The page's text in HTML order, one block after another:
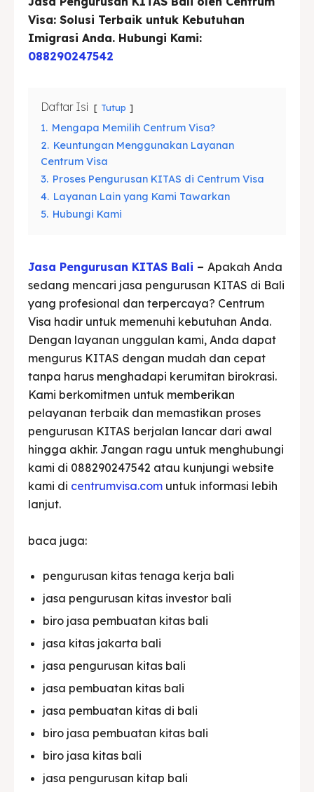
Asuransi
Blog
Asuransi
Blog
Visa: Solusi Terbaik untuk Kebutuhan
Imigrasi Anda. Hubungi Kami:
088290247542
Daftar Isi Tutup
1. Mengapa Memilih Centrum Visa?
2. Keuntungan Menggunakan Layanan
Centrum Visa
3. Proses Pengurusan KITAS di Centrum Visa
4. Layanan Lain yang Kami Tawarkan
5. Hubungi Kami
Jasa Pengurusan KITAS Bali – Apakah Anda
sedang mencari jasa pengurusan KITAS di Bali
yang profesional dan terpercaya? Centrum
Visa hadir untuk memenuhi kebutuhan Anda.
Dengan layanan unggulan kami, Anda dapat
mengurus KITAS dengan mudah dan cepat
tanpa harus menghadapi kerumitan birokrasi.
Kami berkomitmen untuk memberikan
pelayanan terbaik dan memastikan proses
pengurusan KITAS berjalan lancar dari awal
hingga akhir. Jangan ragu untuk menghubungi
kami di 088290247542 atau kunjungi website
kami di centrumvisa.com untuk informasi lebih
lanjut.
baca juga:
pengurusan kitas tenaga kerja bali
jasa pengurusan kitas investor bali
biro jasa pembuatan kitas bali
jasa kitas jakarta bali
jasa pengurusan kitas bali
jasa pembuatan kitas bali
jasa pembuatan kitas di bali
biro jasa pembuatan kitas bali
biro jasa kitas bali
jasa pengurusan kitap bali